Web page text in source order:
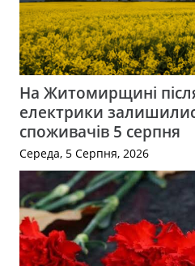
На Житомирщині
електрики
споживачів 5 серпня
Середа, 5 Серпня, 2026